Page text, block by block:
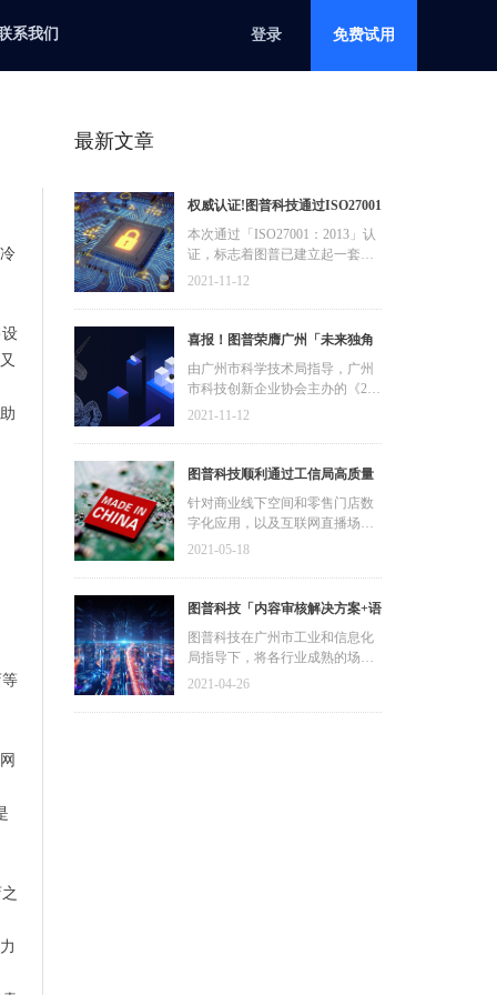
系我们 登录 免费试用
权威认证!图普科技通过ISO27001
信息安全管理体系认证
本次通过「ISO27001：2013」认
证，标志着图普已建立起一套完
善、科学有效的国际化信息安全
健康、有序、可持续发展的能
力，覆盖内容审核、零售数字
2021-11-12
喜报！图普荣膺广州「未来独角
兽」「高精尖」企业
由广州市科学技术局指导，广州
市科技创新企业协会主办的《202
1年广州“独角兽”创新企业榜单》
业生态应用创新，在互联网/融媒
体内容审核、新零售数字化、AIo
科技同时入选“未来独角兽”及“高
精尖”企业。
2021-11-12
图普科技顺利通过工信局高质量
发展资金，加快推动广东省数字
化发展建设
针对商业线下空间和零售门店数
字化应用，以及互联网直播场景
的内容审核应用，均通过麒麟软
和信息化局对于国产化适配的严
苛审核要求。
2021-05-18
图普科技「内容审核解决方案+语
音识别产品」入选广州市信创产
品资源池
图普科技在广州市工业和信息化
局指导下，将各行业成熟的场景
审核解决方案进行复制推广，响
略。同时，响应在十四五规划纲
2021-04-26
最新文章